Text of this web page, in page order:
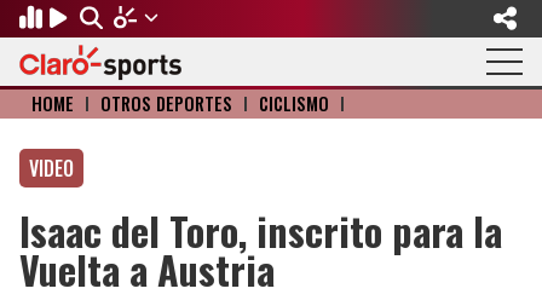
Regresar
FÚTBOL
Fútbol Internacional
Mundial de Clubes
Regresar
MOTOR
Formula 1
NASCAR
Regresar
BÉISBOL
Mexicano
MLB
Regresar
OLÍMPICOS
Olympic Channel
Paris 2024
Regresar
OTROS DEPORTES
Básquetbol
Fútbol Americano
Regresar
ACTUALIDAD
Música
Cine y TV
HOME I OTROS DEPORTES I CICLISMO I
VIDEO
Isaac del Toro, inscrito para la
Vuelta a Austria